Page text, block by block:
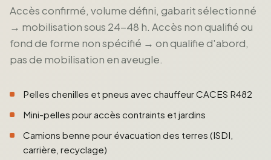
Accès confirmé, volume défini, gabarit sélectionné
→ mobilisation sous 24-48 h. Accès non qualifié ou
fond de forme non spécifié → on qualifie d'abord,
pas de mobilisation en aveugle.
Pelles chenilles et pneus avec chauffeur CACES R482
Mini-pelles pour accès contraints et jardins
Camions benne pour évacuation des terres (ISDI,
carrière, recyclage)